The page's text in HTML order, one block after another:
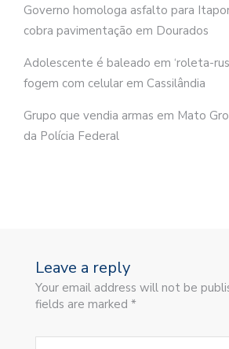
Governo homologa asfalto para
cobra pavimentação em Dourados
Adolescente é baleado em ‘roleta-
fogem com celular em Cassilândia
Grupo que vendia armas em Mato
da Polícia Federal
Leave a reply
Your email address will not be
fields are marked *